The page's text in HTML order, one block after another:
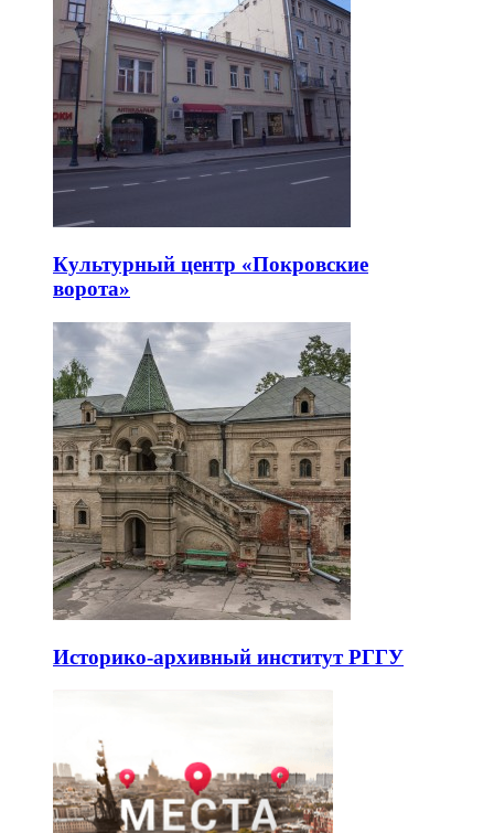
Культурный центр «Покровские
ворота»
Историко-архивный институт РГГУ